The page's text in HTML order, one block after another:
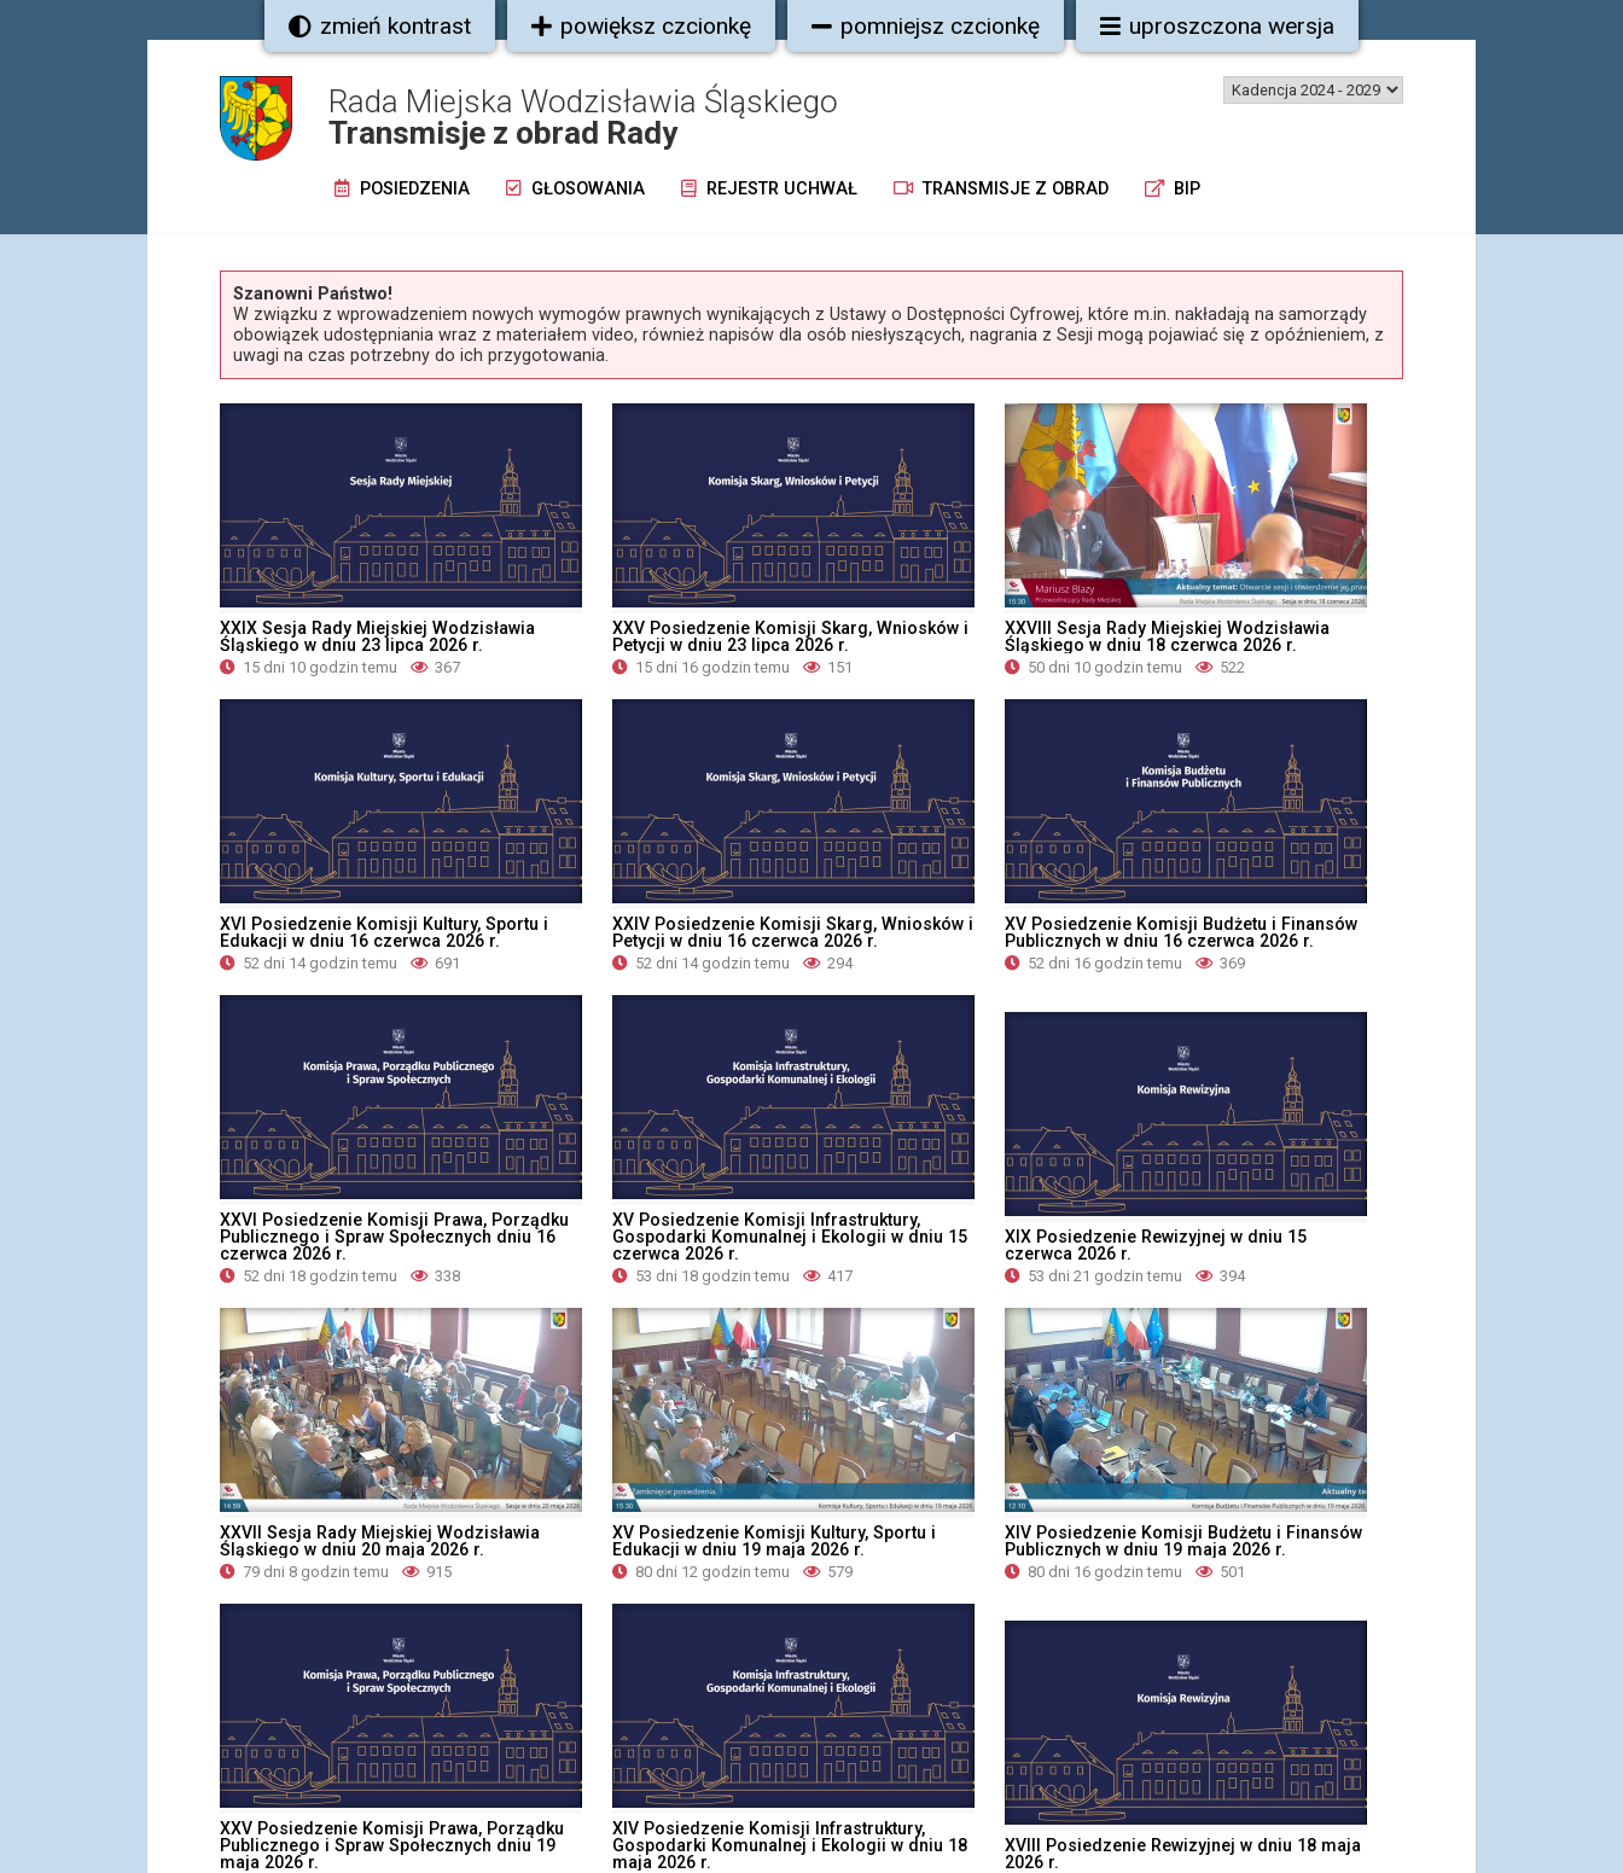
zmień kontrast powiększ czcionkę pomniejsz czcionkę uproszczona wersja
Rada Miejska Wodzisławia Śląskiego
Transmisje z obrad Rady
POSIEDZENIA GŁOSOWANIA REJESTR UCHWAŁ TRANSMISJE Z OBRAD BIP
Szanowni Państwo!
W związku z wprowadzeniem nowych wymogów prawnych wynikających z Ustawy o Dostępności Cyfrowej, które m.in. nakładają na samorządy
obowiązek udostępniania wraz z materiałem video, również napisów dla osób niesłyszących, nagrania z Sesji mogą pojawiać się z opóźnieniem, z
uwagi na czas potrzebny do ich przygotowania.
XXIX Sesja Rady Miejskiej Wodzisławia
Śląskiego w dniu 23 lipca 2026 r.
15 dni 10 godzin temu 367
XXV Posiedzenie Komisji Skarg, Wniosków i
Petycji w dniu 23 lipca 2026 r.
15 dni 16 godzin temu 151
XXVIII Sesja Rady Miejskiej Wodzisławia
Śląskiego w dniu 18 czerwca 2026 r.
50 dni 10 godzin temu 522
XVI Posiedzenie Komisji Kultury, Sportu i
Edukacji w dniu 16 czerwca 2026 r.
52 dni 14 godzin temu 691
XXIV Posiedzenie Komisji Skarg, Wniosków i
Petycji w dniu 16 czerwca 2026 r.
52 dni 14 godzin temu 294
XV Posiedzenie Komisji Budżetu i Finansów
Publicznych w dniu 16 czerwca 2026 r.
52 dni 16 godzin temu 369
XXVI Posiedzenie Komisji Prawa, Porządku
Publicznego i Spraw Społecznych dniu 16
czerwca 2026 r.
52 dni 18 godzin temu 338
XV Posiedzenie Komisji Infrastruktury,
Gospodarki Komunalnej i Ekologii w dniu 15
czerwca 2026 r.
53 dni 18 godzin temu 417
XIX Posiedzenie Rewizyjnej w dniu 15
czerwca 2026 r.
53 dni 21 godzin temu 394
XXVII Sesja Rady Miejskiej Wodzisławia
Śląskiego w dniu 20 maja 2026 r.
79 dni 8 godzin temu 915
XV Posiedzenie Komisji Kultury, Sportu i
Edukacji w dniu 19 maja 2026 r.
80 dni 12 godzin temu 579
XIV Posiedzenie Komisji Budżetu i Finansów
Publicznych w dniu 19 maja 2026 r.
80 dni 16 godzin temu 501
XXV Posiedzenie Komisji Prawa, Porządku
Publicznego i Spraw Społecznych dniu 19
maja 2026 r.
XIV Posiedzenie Komisji Infrastruktury,
Gospodarki Komunalnej i Ekologii w dniu 18
maja 2026 r.
XVIII Posiedzenie Rewizyjnej w dniu 18 maja
2026 r.